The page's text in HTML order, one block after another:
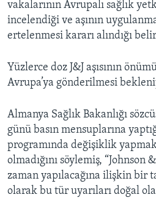
vakalarının Avrupalı sağlık
incelendiği ve aşının
ertelenmesi kararı alındığı
Yüzlerce doz J&J aşısının
Avrupa’ya gönderilmesi
Almanya Sağlık Bakanlığı
günü basın mensuplarına
programında değişiklik
olmadığını söylemiş, “Johnson
zaman yapılacağına ilişkin bir
olarak bu tür uyarıları doğal